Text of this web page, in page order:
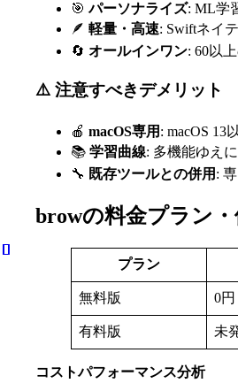
🎯パーソナライズ: ML学
🪶 軽量・高速: Swiftネイ
🔄 オールインワン: 60以
⚠️ 注意すべきデメリット
🍎 macOS専用 : macOS 13
📚 学習曲線: 多機能ゆえ
🔧 既存ツールとの併用 :
browの料金プラン
プラン
無料版 0円
有料版 未
コストパフォーマンス分析